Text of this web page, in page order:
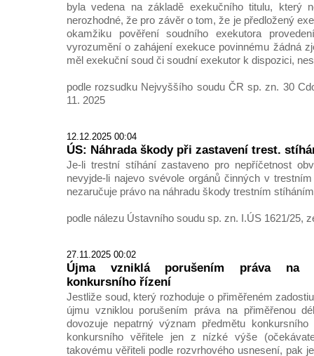
byla vedena na základě exekučního titulu, který
nerozhodné, že pro závěr o tom, že je předložený
okamžiku pověření soudního exekutora
vyrozumění o zahájení exekuce povinnému žádná
měl exekuční soud či soudní exekutor k dispozici,
podle rozsudku Nejvyššího soudu ČR sp. zn. 30
11. 2025
12.12.2025 00:04
ÚS: Náhrada škody při zastavení trest.
Je-li trestní stíhání zastaveno pro nepříčetnost
nevyjde-li najevo svévole orgánů činných v
nezaručuje právo na náhradu škody trestním
podle nálezu Ústavního soudu sp. zn. I.ÚS 1621/25,
27.11.2025 00:02
Újma vzniklá porušením práva na
konkursního řízení
Jestliže soud, který rozhoduje o přiměřeném
újmu vzniklou porušením práva na přiměřenou
dovozuje nepatrný význam předmětu
konkursního věřitele jen z nízké výše
takovému věřiteli podle rozvrhového usnesení, pak